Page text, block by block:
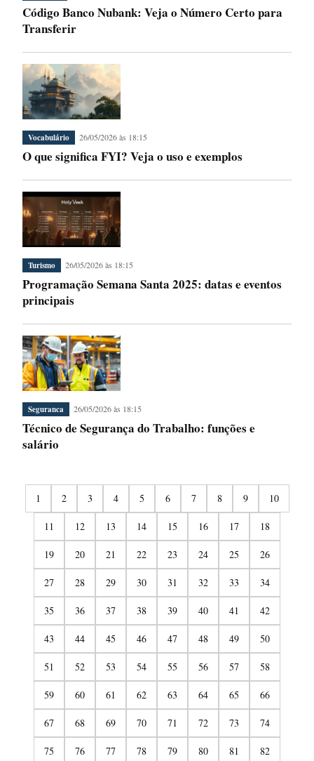
Código Banco Nubank: Veja o Número Certo para
Transferir
Vocabulário 26/05/2026 às 18:15
O que significa FYI? Veja o uso e exemplos
Turismo 26/05/2026 às 18:15
Programação Semana Santa 2025: datas e eventos
principais
Seguranca 26/05/2026 às 18:15
Técnico de Segurança do Trabalho: funções e
salário
1 2 3 4 5 6 7 8 9 10
11 12 13 14 15 16 17 18
19 20 21 22 23 24 25 26
27 28 29 30 31 32 33 34
35 36 37 38 39 40 41 42
43 44 45 46 47 48 49 50
51 52 53 54 55 56 57 58
59 60 61 62 63 64 65 66
67 68 69 70 71 72 73 74
75 76 77 78 79 80 81 82